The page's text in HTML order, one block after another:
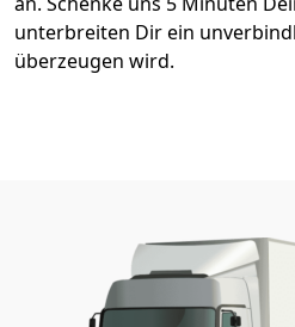
unterbreiten Dir ein
überzeugen wird.